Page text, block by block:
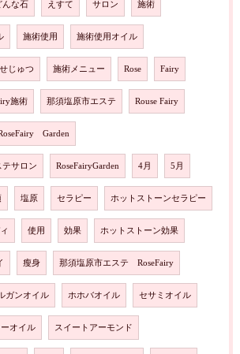
んな石 えすて サロン 施術
施術使用 施術使用オイル
せじゅつ 施術メニュー Rose Fairy
施術 那須塩原市エステ Rouse Fairy
Garden
サロン RoseFairyGarden 4月 5月
塩原 セラピー ホットストーンセラピー
使用 効果 ホットストーン効果
瘦身 那須塩原市エステ RoseFairy
ガンオイル ホホバオイル セサミオイル
オイル スイートアーモンド